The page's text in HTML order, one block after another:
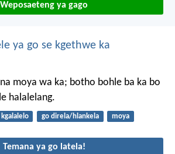
Weposaeteng ya gago
ya go se kgethwe ka
moya wa ka; botho bohle ba ka bo
halalelang.
kgalalelo go direla/hlankela moya
Temana ya go latela!